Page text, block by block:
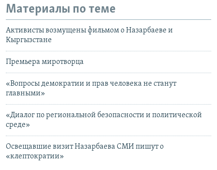
Материалы по теме
Активисты возмущены фильмом о Назарбаеве и
Кыргызстане
Премьера миротворца
«Вопросы демократии и прав человека не станут
главными»
«Диалог по региональной безопасности и политической
среде»
Освещавшие визит Назарбаева СМИ пишут о
«клептократии»